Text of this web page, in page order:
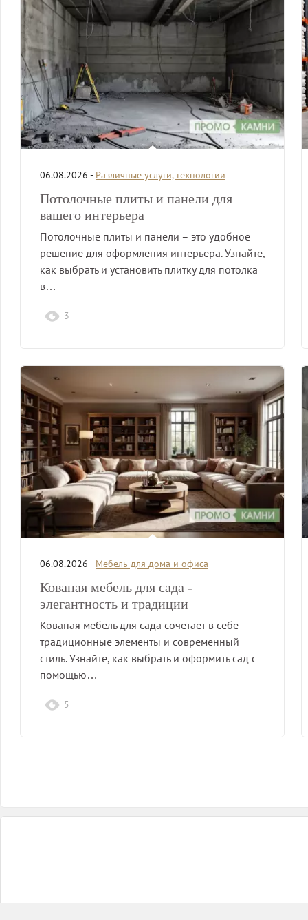
06.08.2026 - Различные услуги, технологии
Потолочные плиты и панели для
вашего интерьера
Потолочные плиты и панели – это удобное
решение для оформления интерьера. Узнайте,
как выбрать и установить плитку для потолка
в…
3
06.08.2026 - Мебель для дома и офиса
Кованая мебель для сада -
элегантность и традиции
Кованая мебель для сада сочетает в себе
традиционные элементы и современный
стиль. Узнайте, как выбрать и оформить сад с
помощью…
5